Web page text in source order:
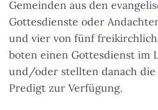
Gemeinden aus den
Gottesdienste oder
und vier von fünf
boten einen Gottesdienst im
und/oder stellten danach
Predigt zur Verfügung.